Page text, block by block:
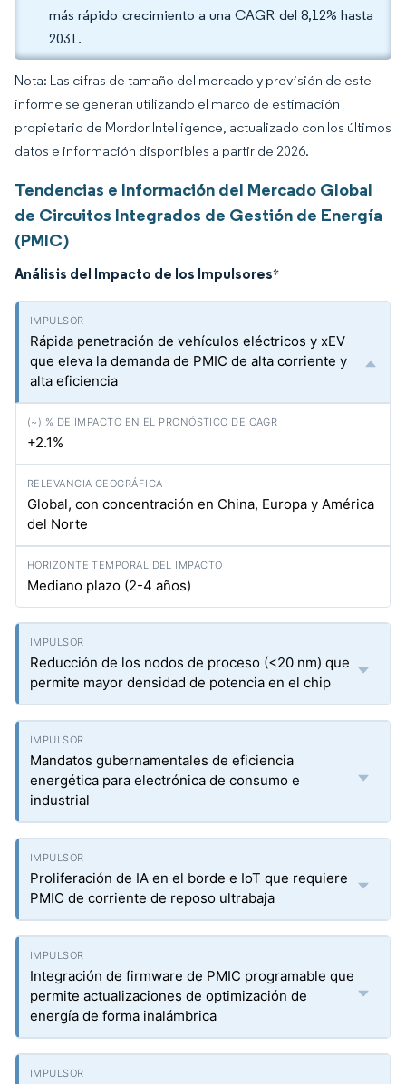
más rápido crecimiento a una CAGR del 8,12% hasta
2031.
Nota: Las cifras de tamaño del mercado y previsión de este
informe se generan utilizando el marco de estimación
propietario de Mordor Intelligence, actualizado con los últimos
datos e información disponibles a partir de 2026.
Tendencias e Información del Mercado Global
de Circuitos Integrados de Gestión de Energía
(PMIC)
Análisis del Impacto de los Impulsores*
Rápida penetración de vehículos eléctricos y xEV
que eleva la demanda de PMIC de alta corriente y
alta eficiencia
+2.1%
Global, con concentración en China, Europa y América
del Norte
Mediano plazo (2-4 años)
Reducción de los nodos de proceso (<20 nm) que
permite mayor densidad de potencia en el chip
Mandatos gubernamentales de eficiencia
energética para electrónica de consumo e
industrial
Proliferación de IA en el borde e IoT que requiere
PMIC de corriente de reposo ultrabaja
Integración de firmware de PMIC programable que
permite actualizaciones de optimización de
energía de forma inalámbrica